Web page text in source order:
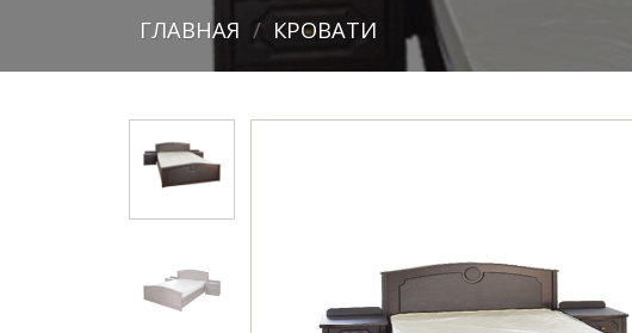
ГЛАВНАЯ / КРОВАТИ